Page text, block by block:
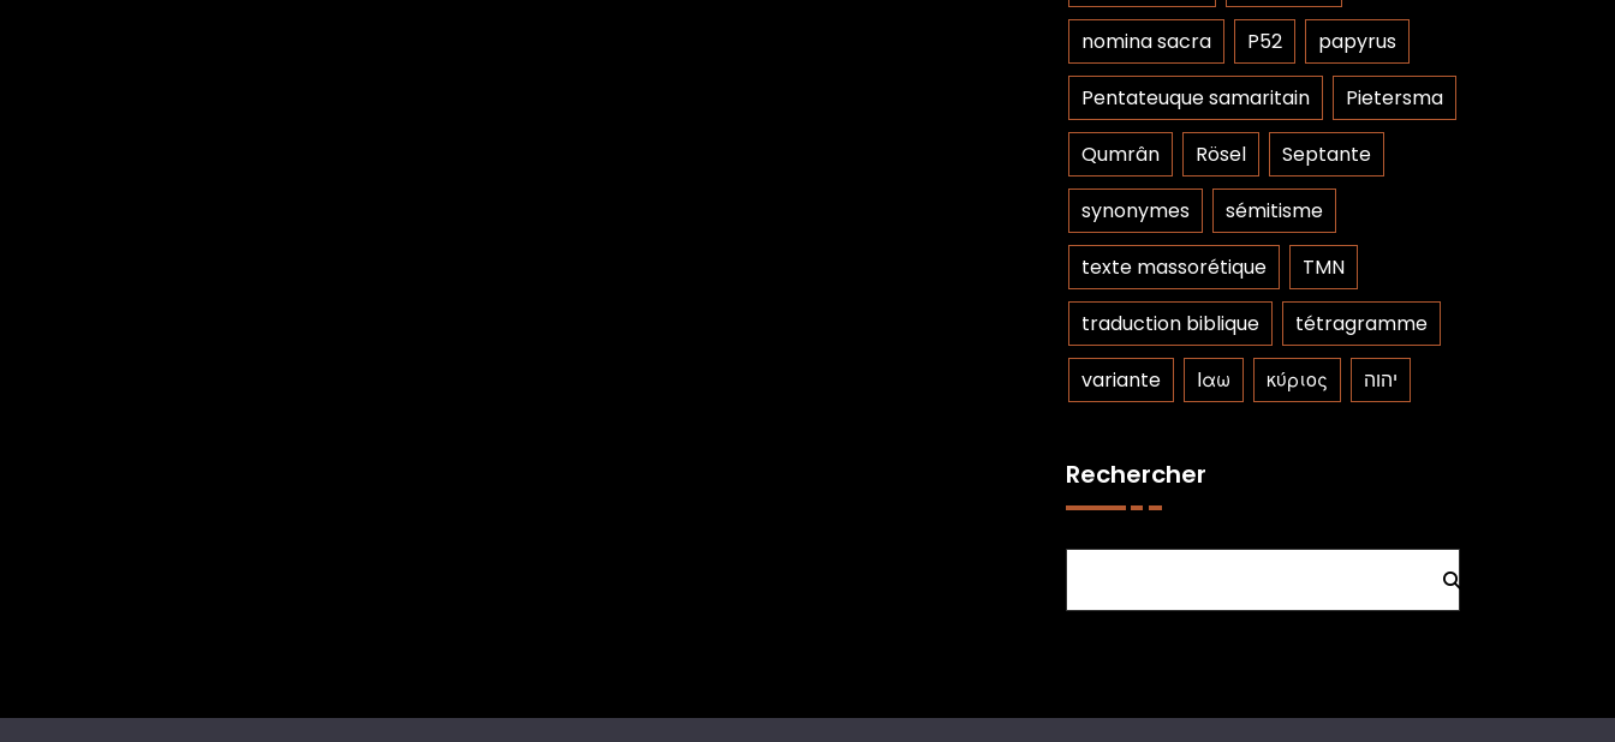
nomina sacra P52 papyrus
Pentateuque samaritain Pietersma
Qumrân Rösel Septante
synonymes sémitisme
texte massorétique TMN
traduction biblique tétragramme
variante Ιαω κύριος יהוה
Rechercher